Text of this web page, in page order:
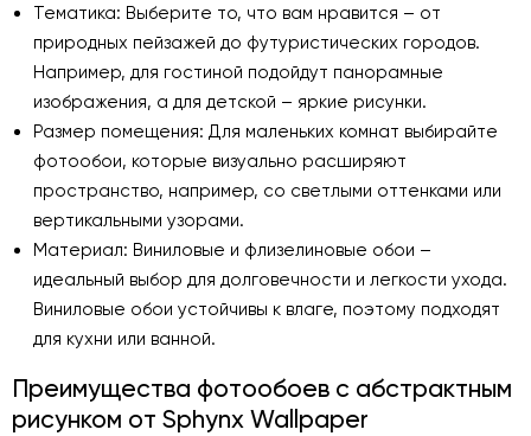
Тематика: Выберите то, что вам нравится – от
природных пейзажей до футуристических городов.
Например, для гостиной подойдут панорамные
изображения, а для детской – яркие рисунки.
Размер помещения: Для маленьких комнат выбирайте
фотообои, которые визуально расширяют
пространство, например, со светлыми оттенками или
вертикальными узорами.
Материал: Виниловые и флизелиновые обои –
идеальный выбор для долговечности и легкости ухода.
Виниловые обои устойчивы к влаге, поэтому подходят
для кухни или ванной.
Преимущества фотообоев с абстрактным
рисунком от Sphynx Wallpaper